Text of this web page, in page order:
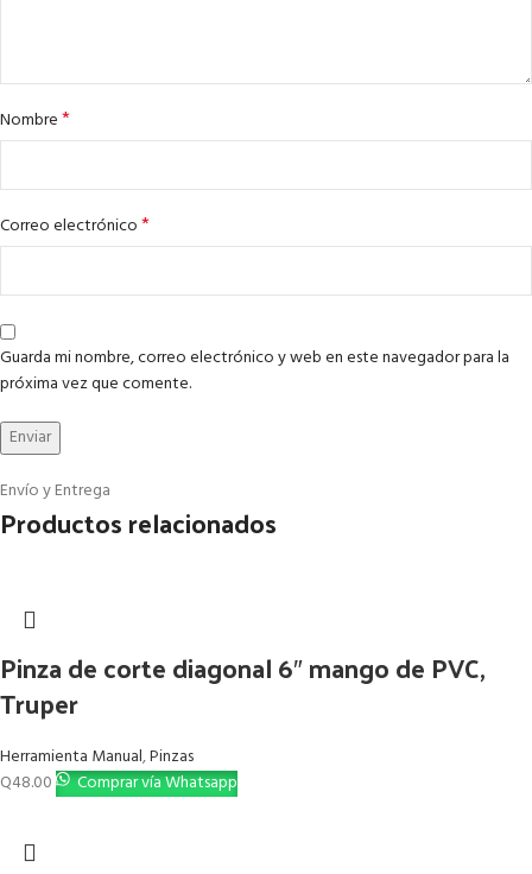
Nombre*
Correo electrónico*
Guarda mi nombre, correo electrónico y web en este navegador para la
próxima vez que comente.
Envío y Entrega
Productos relacionados
Pinza de corte diagonal 6″ mango de PVC,
Truper
Herramienta Manual,Pinzas
Q48.00 Comprar vía Whatsapp